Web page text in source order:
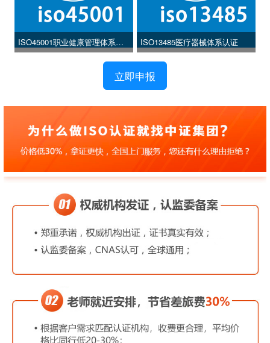
ISO45001职业健康管理体系认
证
ISO13485医疗器械体系认证
立即申报